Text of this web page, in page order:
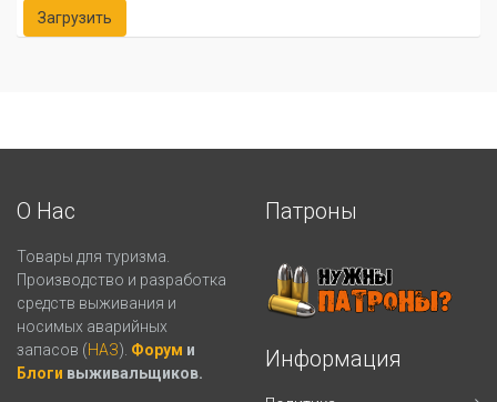
О Нас
Товары для туризма.
Производство и разработка
средств выживания и
носимых аварийных
запасов (НАЗ). Форум и
Блоги выживальщиков.
Патроны
Информация